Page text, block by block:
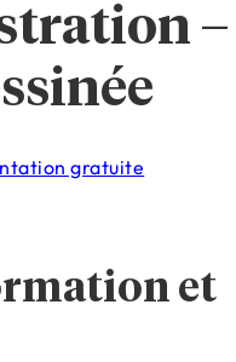
–
gratuite
et